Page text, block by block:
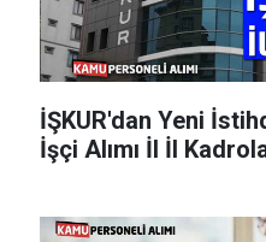
İŞKUR'dan Yeni
İşçi Alımı İl İl